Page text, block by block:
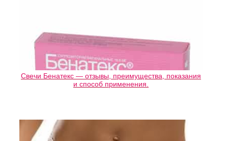
Свечи Бенатекс — отзывы, преимущества, показания
и способ применения.